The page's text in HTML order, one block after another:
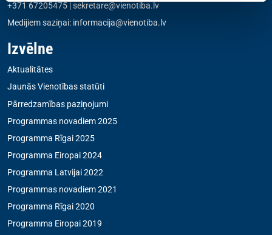
+371 67205475 |sekretare@vienotiba.lv
Medijiem saziņai: informacija@vienotiba.lv
Izvēlne
Aktualitātes
Jaunās Vienotības statūti
Pārredzamības paziņojumi
Programmas novadiem 2025
Programma Rīgai 2025
Programma Eiropai 2024
Programma Latvijai 2022
Programmas novadiem 2021
Programma Rīgai 2020
Programma Eiropai 2019